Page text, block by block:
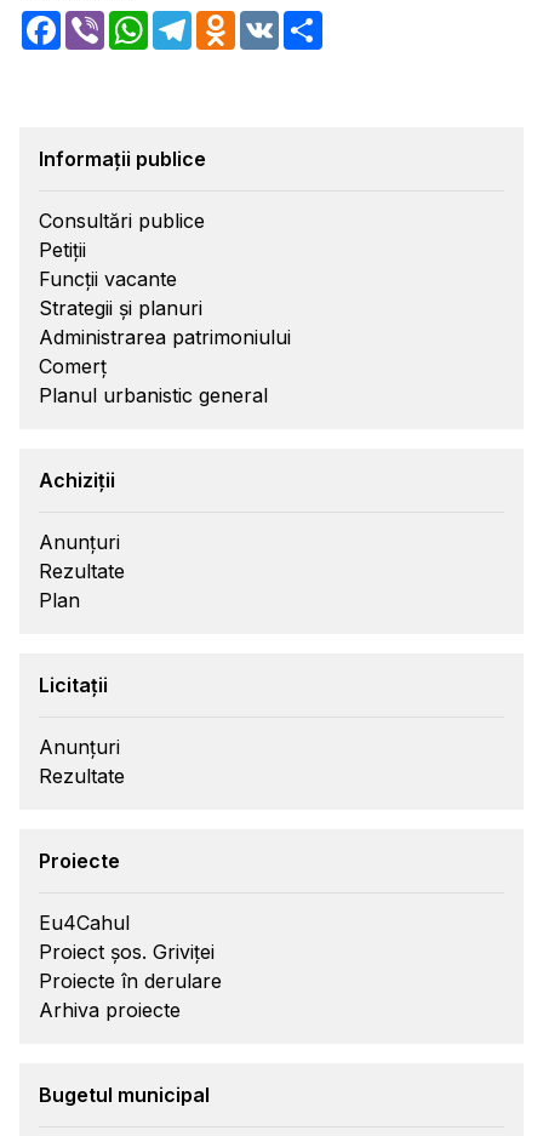
Facebook
Viber WhatsApp
TelegramOdnoklassniki
VK
Informații publice
Consultări publice
Petiții
Funcții vacante
Strategii și planuri
Administrarea patrimoniului
Comerț
Planul urbanistic general
Achiziții
Anunțuri
Rezultate
Plan
Licitații
Anunțuri
Rezultate
Proiecte
Eu4Cahul
Proiect șos. Griviței
Proiecte în derulare
Arhiva proiecte
Bugetul municipal